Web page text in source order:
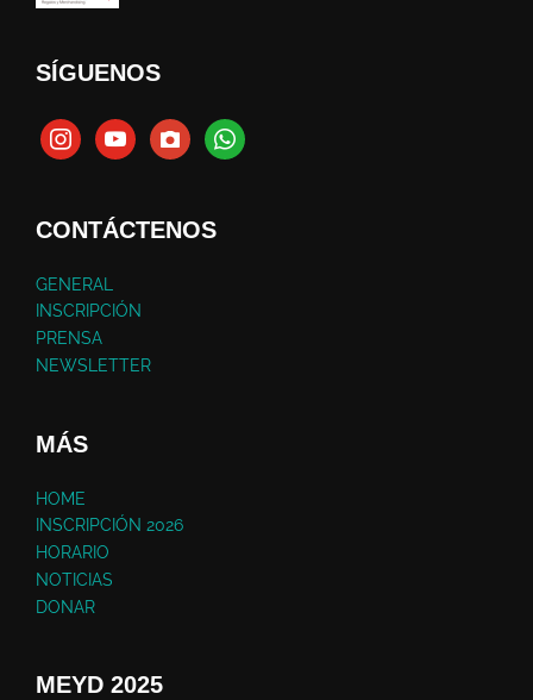
SÍGUENOS
CONTÁCTENOS
GENERAL
INSCRIPCIÓN
PRENSA
NEWSLETTER
MÁS
HOME
INSCRIPCIÓN 2026
HORARIO
NOTICIAS
DONAR
MEYD 2025